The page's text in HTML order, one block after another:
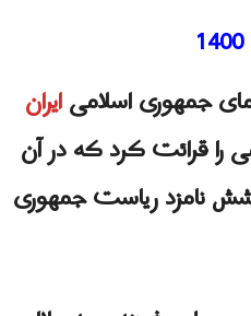
جمهوری اسلامیایران
را قرائت کرد که در آن
نامزد ریاست جمهوری